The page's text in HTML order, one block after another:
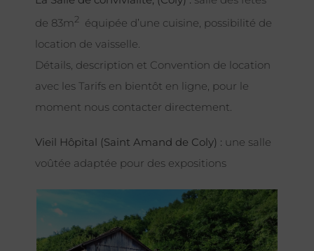
de 83m2 équipée d’une cuisine, possibilité de
location de vaisselle.
Détails, description et Convention de location
avec les Tarifs en bientôt en ligne, pour le
moment nous contacter directement.
Vieil Hôpital (Saint Amand de Coly) : une salle
voûtée adaptée pour des expositions